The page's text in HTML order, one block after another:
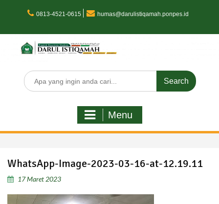
0813-4521-0615 humas@darulistiqamah.ponpes.id
Search
for:
Menu
WhatsApp-Image-2023-03-16-at-12.19.11
17 Maret 2023